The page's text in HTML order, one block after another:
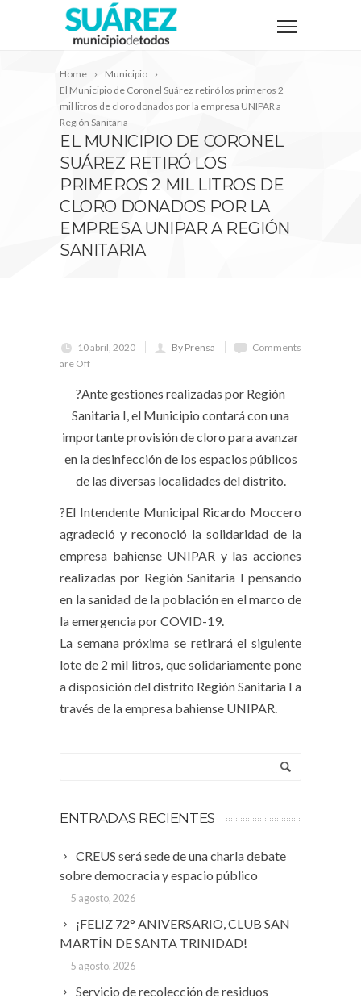
Home
Municipio
El Municipio de Coronel Suárez retiró los primeros 2
mil litros de cloro donados por la empresa UNIPAR a
Región Sanitaria
EL MUNICIPIO DE CORONEL
SUÁREZ RETIRÓ LOS
PRIMEROS 2 MIL LITROS DE
CLORO DONADOS POR LA
EMPRESA UNIPAR A REGIÓN
SANITARIA
10 abril, 2020 By Prensa
Comments
are Off
?Ante gestiones realizadas por Región
Sanitaria I, el Municipio contará con una
importante provisión de cloro para avanzar
en la desinfección de los espacios públicos
de las diversas localidades del distrito.
?El Intendente Municipal Ricardo Moccero
agradeció y reconoció la solidaridad de la
empresa bahiense UNIPAR y las acciones
realizadas por Región Sanitaria I pensando
en la sanidad de la población en el marco de
la emergencia por COVID-19.
La semana próxima se retirará el siguiente
lote de 2 mil litros, que solidariamente pone
a disposición del distrito Región Sanitaria I a
través de la empresa bahiense UNIPAR.
ENTRADAS RECIENTES
CREUS será sede de una charla debate
sobre democracia y espacio público
5 agosto, 2026
¡FELIZ 72° ANIVERSARIO, CLUB SAN
MARTÍN DE SANTA TRINIDAD!
5 agosto, 2026
Servicio de recolección de residuos